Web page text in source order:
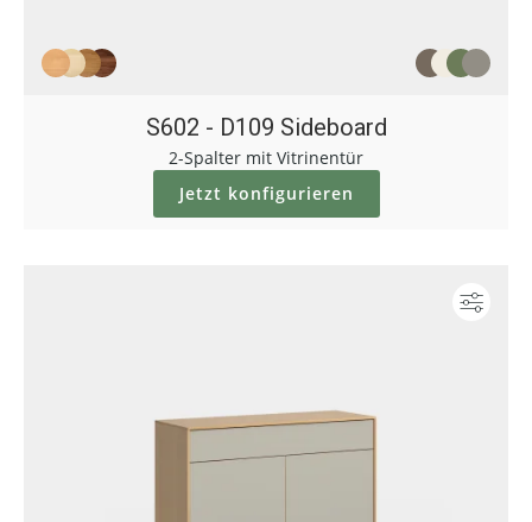
S602 - D109 Sideboard
2-Spalter mit Vitrinentür
Jetzt konfigurieren